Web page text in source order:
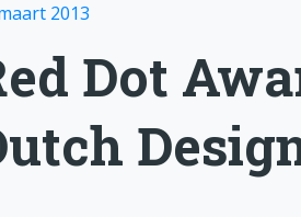
2013
Dot